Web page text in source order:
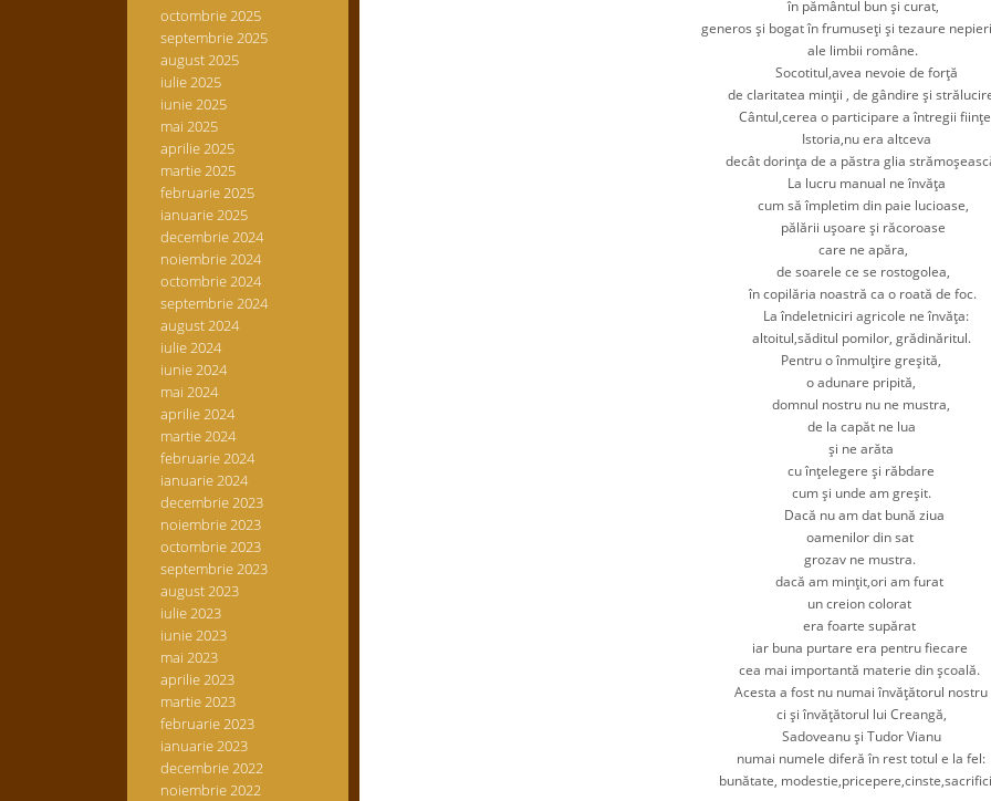
octombrie 2025
septembrie 2025
august 2025
iulie 2025
iunie 2025
mai 2025
aprilie 2025
martie 2025
februarie 2025
ianuarie 2025
decembrie 2024
noiembrie 2024
octombrie 2024
septembrie 2024
august 2024
iulie 2024
iunie 2024
mai 2024
aprilie 2024
martie 2024
februarie 2024
ianuarie 2024
decembrie 2023
noiembrie 2023
octombrie 2023
septembrie 2023
august 2023
iulie 2023
iunie 2023
mai 2023
aprilie 2023
martie 2023
februarie 2023
ianuarie 2023
decembrie 2022
noiembrie 2022
în pământul bun şi curat,
generos şi bogat în frumuseţi şi tezaure
ale limbii române.
Socotitul,avea nevoie de forţă
de claritatea minţii , de gândire şi
Cântul,cerea o participare a întregii
Istoria,nu era altceva
decât dorinţa de a păstra glia
La lucru manual ne învăţa
cum să împletim din paie lucioase,
pălării uşoare şi răcoroase
care ne apăra,
de soarele ce se rostogolea,
în copilăria noastră ca o roată de foc.
La îndeletniciri agricole ne învăţa:
altoitul,săditul pomilor, grădinăritul.
Pentru o înmulţire greşită,
o adunare pripită,
domnul nostru nu ne mustra,
de la capăt ne lua
şi ne arăta
cu înţelegere şi răbdare
cum şi unde am greşit.
Dacă nu am dat bună ziua
oamenilor din sat
grozav ne mustra.
dacă am minţit,ori am furat
un creion colorat
era foarte supărat
iar buna purtare era pentru fiecare
cea mai importantă materie din şcoală.
Acesta a fost nu numai învăţătorul nostru
ci şi învăţătorul lui Creangă,
Sadoveanu şi Tudor Vianu
numai numele diferă în rest totul e la fel:
bunătate, modestie,pricepere,cinste,